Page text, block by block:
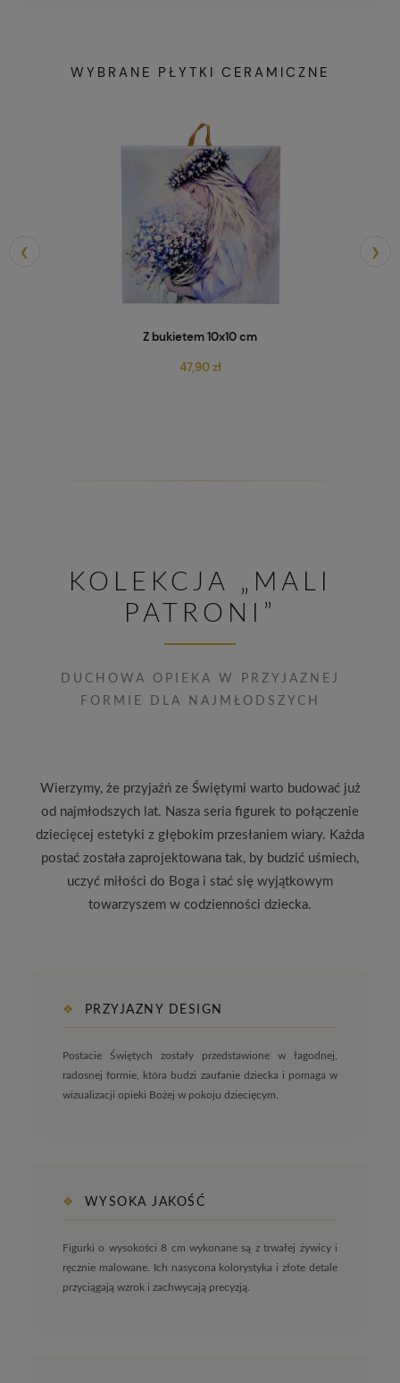
WYBRANE PŁYTKI CERAMICZNE
Św. Krzysztof niosący Chrystusa
47,90 zł
❮ ❯
KOLEKCJA „MALI
PATRONI”
DUCHOWA OPIEKA W PRZYJAZNEJ
FORMIE DLA NAJMŁODSZYCH
Wierzymy, że przyjaźń ze Świętymi warto budować już
od najmłodszych lat. Nasza seria figurek to połączenie
dziecięcej estetyki z głębokim przesłaniem wiary. Każda
postać została zaprojektowana tak, by budzić uśmiech,
uczyć miłości do Boga i stać się wyjątkowym
towarzyszem w codzienności dziecka.
❖ PRZYJAZNY DESIGN
Postacie Świętych zostały przedstawione w łagodnej,
radosnej formie, która budzi zaufanie dziecka i pomaga w
wizualizacji opieki Bożej w pokoju dziecięcym.
❖ WYSOKA JAKOŚĆ
Figurki o wysokości 8 cm wykonane są z trwałej żywicy i
ręcznie malowane. Ich nasycona kolorystyka i złote detale
przyciągają wzrok i zachwycają precyzją.